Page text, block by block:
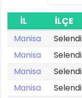
İL İLÇE
Manisa Selendi
Manisa
Selendi
Manisa
Selendi
Manisa
Selendi